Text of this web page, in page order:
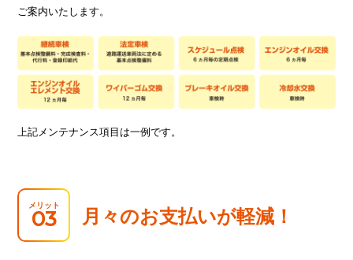
ご案内いたします。
上記メンテナンス項目は一例です。
メリット
03 月々のお支払いが軽減！